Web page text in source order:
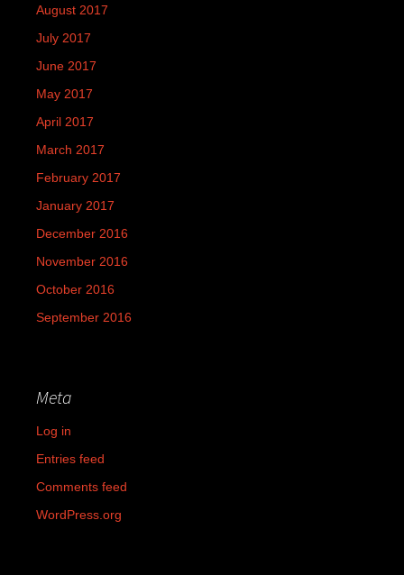
August 2017
July 2017
June 2017
May 2017
April 2017
March 2017
February 2017
January 2017
December 2016
November 2016
October 2016
September 2016
Meta
Log in
Entries feed
Comments feed
WordPress.org